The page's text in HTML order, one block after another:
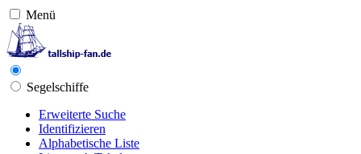
Menü
Segelschiffe
Erweiterte Suche
Identifizieren
Alphabetische Liste